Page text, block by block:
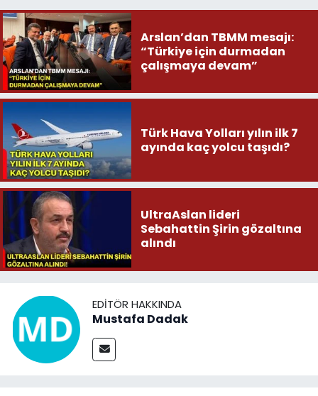
Arslan’dan TBMM mesajı:
“Türkiye için durmadan
çalışmaya devam”
Türk Hava Yolları yılın ilk 7
ayında kaç yolcu taşıdı?
UltraAslan lideri
Sebahattin Şirin gözaltına
alındı
EDITÖR HAKKINDA
Mustafa Dadak